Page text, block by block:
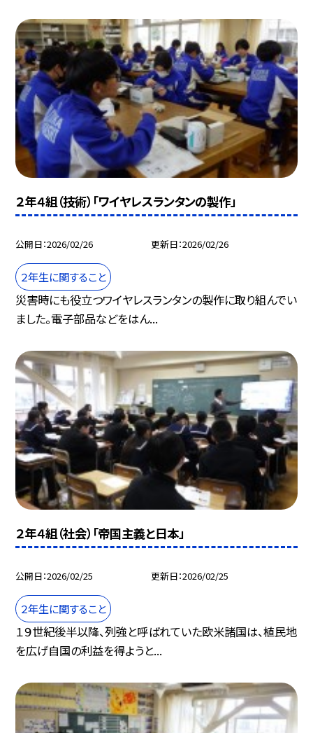
２年４組（技術）「ワイヤレスランタンの製作」
公開日 2026/02/26 更新日 2026/02/26
２年生に関すること
災害時にも役立つワイヤレスランタンの製作に取り組んでい
ました。電子部品などをはん...
２年４組（社会）「帝国主義と日本」
公開日 2026/02/25 更新日 2026/02/25
２年生に関すること
１９世紀後半以降、列強と呼ばれていた欧米諸国は、植民地
を広げ自国の利益を得ようと...